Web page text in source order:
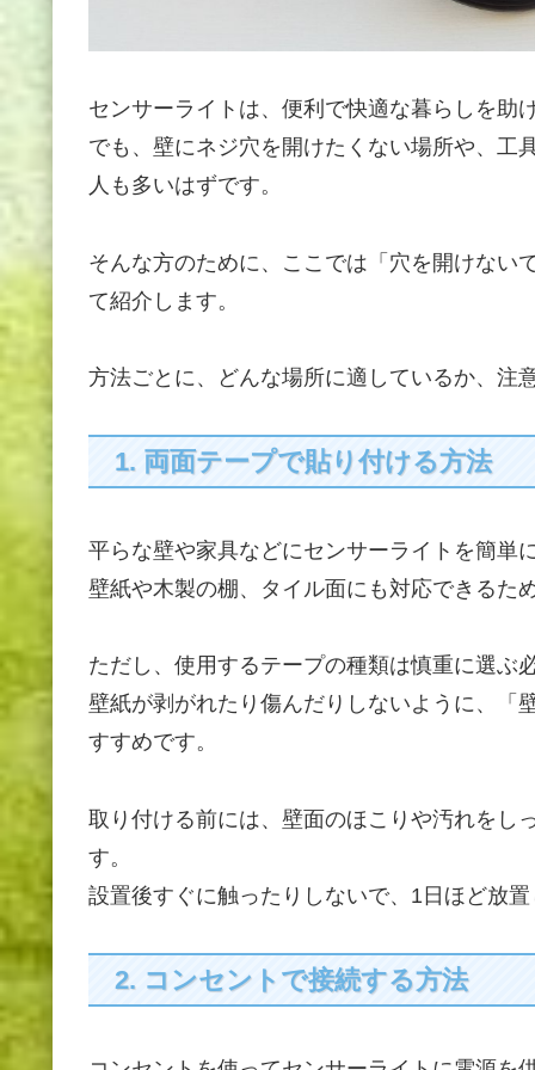
センサーライトは、便利で快適な暮らしを助
でも、壁にネジ穴を開けたくない場所や、工
人も多いはずです。
そんな方のために、ここでは「穴を開けない
て紹介します。
方法ごとに、どんな場所に適しているか、注
1. 両面テープで貼り付ける方法
平らな壁や家具などにセンサーライトを簡単
壁紙や木製の棚、タイル面にも対応できるた
ただし、使用するテープの種類は慎重に選ぶ
壁紙が剥がれたり傷んだりしないように、「
すすめです。
取り付ける前には、壁面のほこりや汚れをし
す。
設置後すぐに触ったりしないで、1日ほど放
2. コンセントで接続する方法